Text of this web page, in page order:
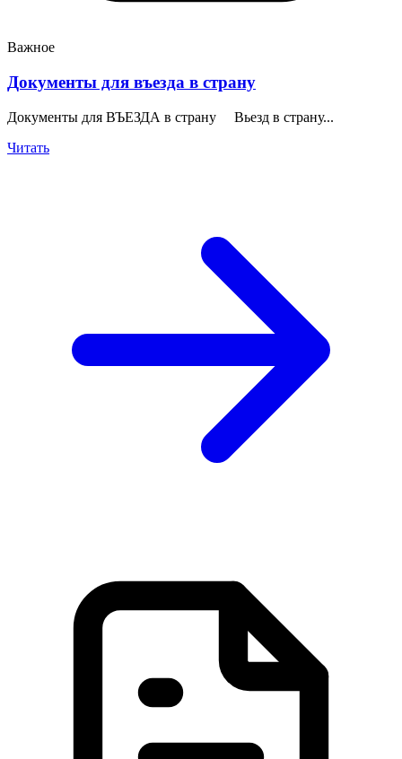
Важное
Документы для въезда в страну
Документы для ВЪЕЗДА в страну Вьезд в страну...
Читать